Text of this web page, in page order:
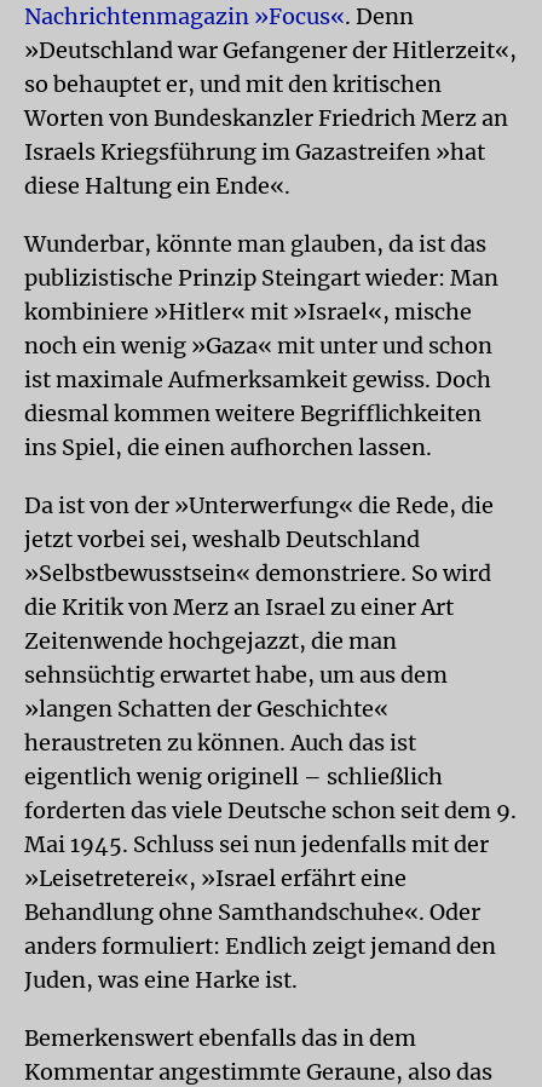
Nachrichtenmagazin »Focus«. Denn
»Deutschland war Gefangener der Hitlerzeit«,
so behauptet er, und mit den kritischen
Worten von Bundeskanzler Friedrich Merz an
Israels Kriegsführung im Gazastreifen »hat
diese Haltung ein Ende«.
Wunderbar, könnte man glauben, da ist das
publizistische Prinzip Steingart wieder: Man
kombiniere »Hitler« mit »Israel«, mische
noch ein wenig »Gaza« mit unter und schon
ist maximale Aufmerksamkeit gewiss. Doch
diesmal kommen weitere Begrifflichkeiten
ins Spiel, die einen aufhorchen lassen.
Da ist von der »Unterwerfung« die Rede, die
jetzt vorbei sei, weshalb Deutschland
»Selbstbewusstsein« demonstriere. So wird
die Kritik von Merz an Israel zu einer Art
Zeitenwende hochgejazzt, die man
sehnsüchtig erwartet habe, um aus dem
»langen Schatten der Geschichte«
heraustreten zu können. Auch das ist
eigentlich wenig originell – schließlich
forderten das viele Deutsche schon seit dem 9.
Mai 1945. Schluss sei nun jedenfalls mit der
»Leisetreterei«, »Israel erfährt eine
Behandlung ohne Samthandschuhe«. Oder
anders formuliert: Endlich zeigt jemand den
Juden, was eine Harke ist.
Bemerkenswert ebenfalls das in dem
Kommentar angestimmte Geraune, also das